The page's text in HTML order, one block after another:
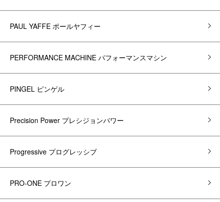
PAUL YAFFE ポールヤフィー
PERFORMANCE MACHINE パフォーマンスマシン
PINGEL ピンゲル
Precision Power プレシジョンパワー
Progressive プログレッシブ
PRO-ONE プロワン